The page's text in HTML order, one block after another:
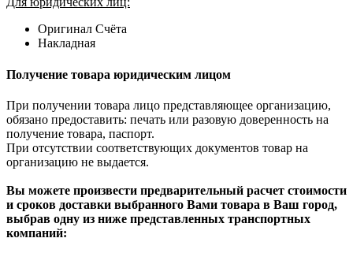
Оригинал Счёта
Накладная
Получение товара юридическим лицом
При получении товара лицо представляющее организацию,
обязано предоставить: печать или разовую доверенность на
получение товара, паспорт.
При отсутствии соответствующих документов товар на
организацию не выдается.
Вы можете произвести предварительный расчет стоимости
и сроков доставки выбранного Вами товара в Ваш город,
выбрав одну из ниже представленных транспортных
компаний: